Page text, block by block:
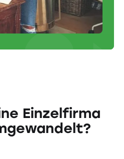
Einzelfirma